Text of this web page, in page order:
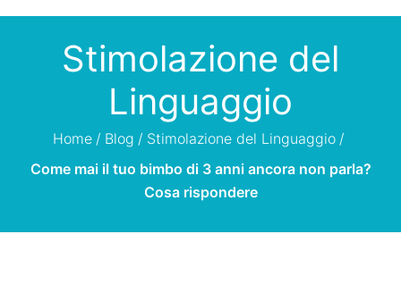
Stimolazione del
Linguaggio
Home / Blog / Stimolazione del Linguaggio /
Come mai il tuo bimbo di 3 anni ancora non parla?
Cosa rispondere